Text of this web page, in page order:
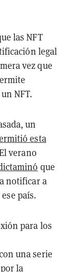
las NFT
legal
vez que
NFT.
un
esta
verano
que
notificar a
país.
para los
una serie
la